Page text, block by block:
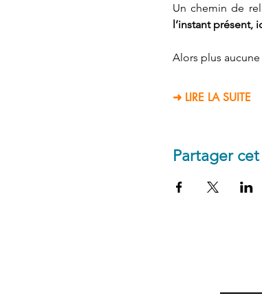
Un chemin de
l’instant présent,
Alors plus
➜ LIRE LA SUITE
Partager